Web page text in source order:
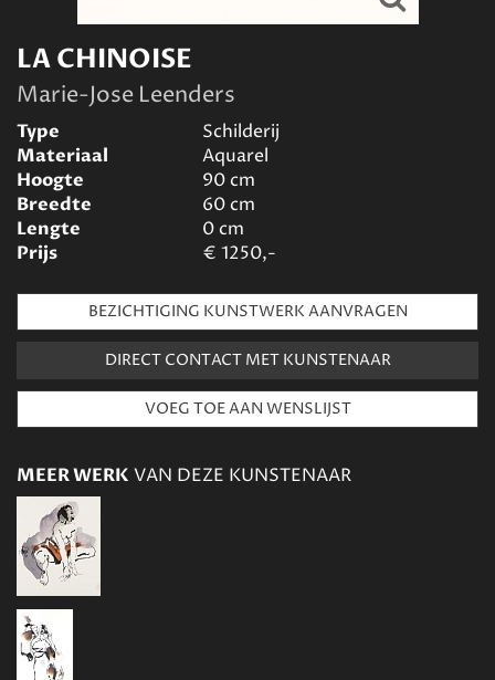
LA CHINOISE
Marie-Jose Leenders
Type
Schilderij
Materiaal
Aquarel
Hoogte
90cm
Breedte
60cm
Lengte
0cm
Prijs
€ 1250,-
BEZICHTIGING KUNSTWERK AANVRAGEN
DIRECT CONTACT MET KUNSTENAAR
MEER WERK VAN DEZE KUNSTENAAR